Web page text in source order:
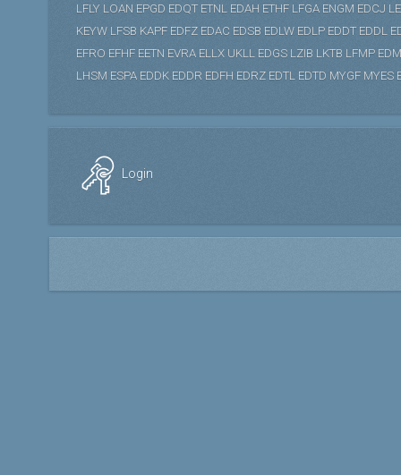
LFLY LOAN EPGD EDQT ETNL EDAH ETHF LFGA ENGM EDCJ
KEYW LFSB KAPF EDFZ EDAC EDSB EDLW EDLP EDDT EDDL
EFRO EFHF EETN EVRA ELLX UKLL EDGS LZIB LKTB LFMP
LHSM ESPA EDDK EDDR EDFH EDRZ EDTL EDTD MYGF MYES
Login